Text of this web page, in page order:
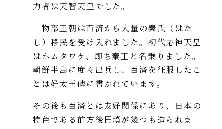
力者は天智天皇でした。
物部王朝は百済から大量の秦氏（はた
し）移民を受け入れました。初代応神天皇
はホムタワケ、即ち秦王と名乗りました。
朝鮮半島に度々出兵し、百済を征服したこ
とは好太王碑に書かれています。
その後も百済とは友好関係にあり、日本の
特色である前方後円墳が幾つも造られま